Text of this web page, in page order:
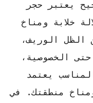
يعتبر حجر
خلابة ومناخ
الوريف،
الخصوصية،
يعتمد
منطقتك. في